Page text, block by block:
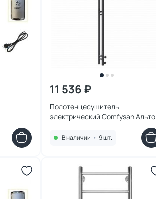
11 536 ₽
Полотенцесушитель
электрический Comfysan Альто
В наличии • 9 шт.